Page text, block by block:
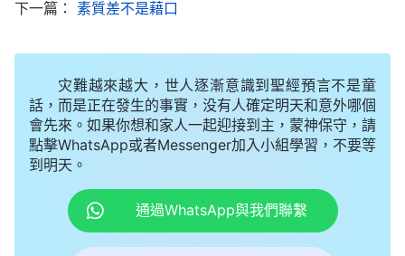
神哪，求你帶領我……」禱告完之後，我突然想起了
麽難處都不是難處，你得有這個信心。」《話・卷
三 末世基督座談紀要・信神最重要的是生命進入》 「你
們盡本分没必要有什麽顧慮，你只要盡上你的全力、
盡上你的心就行了，神不會給你出難題，不會趕鴨子
上架的。
」《話・卷三 末世基督座談紀要・信神最重要
的是生命進入》神的話給了我信心與勇氣。是啊，萬
下一篇： 素質差不是藉口
灾難越來越大，世人逐漸意識到聖經預言不是童
話，而是正在發生的事實，没有人確定明天和意外哪個
會先來。如果你想和家人一起迎接到主，蒙神保守，請
點擊WhatsApp或者Messenger加入小組學習，不要等
到明天。
通過WhatsApp與我們聯繫